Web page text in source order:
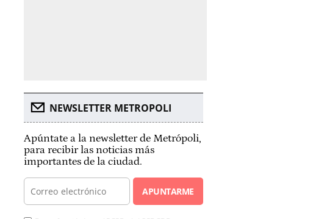
NEWSLETTER METROPOLI
Apúntate a la newsletter de Metrópoli,
para recibir las noticias más
importantes de la ciudad.
APUNTARME